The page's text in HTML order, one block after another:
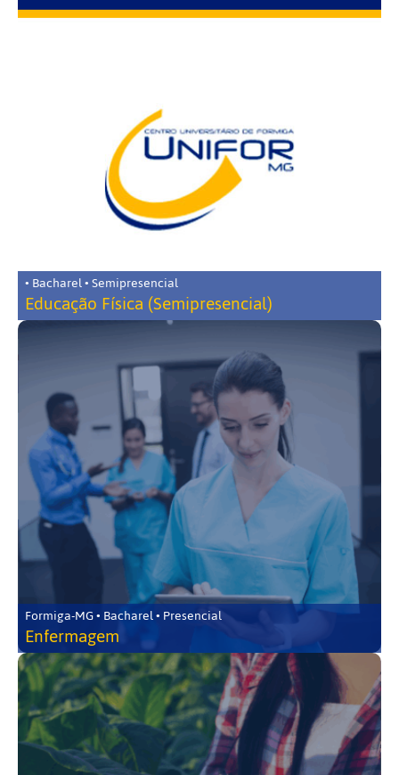
• Bacharel • Semipresencial
Educação Física (Semipresencial)
Formiga-MG • Bacharel • Presencial
Enfermagem